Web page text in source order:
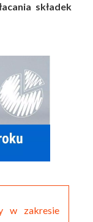
składek
w zakresie